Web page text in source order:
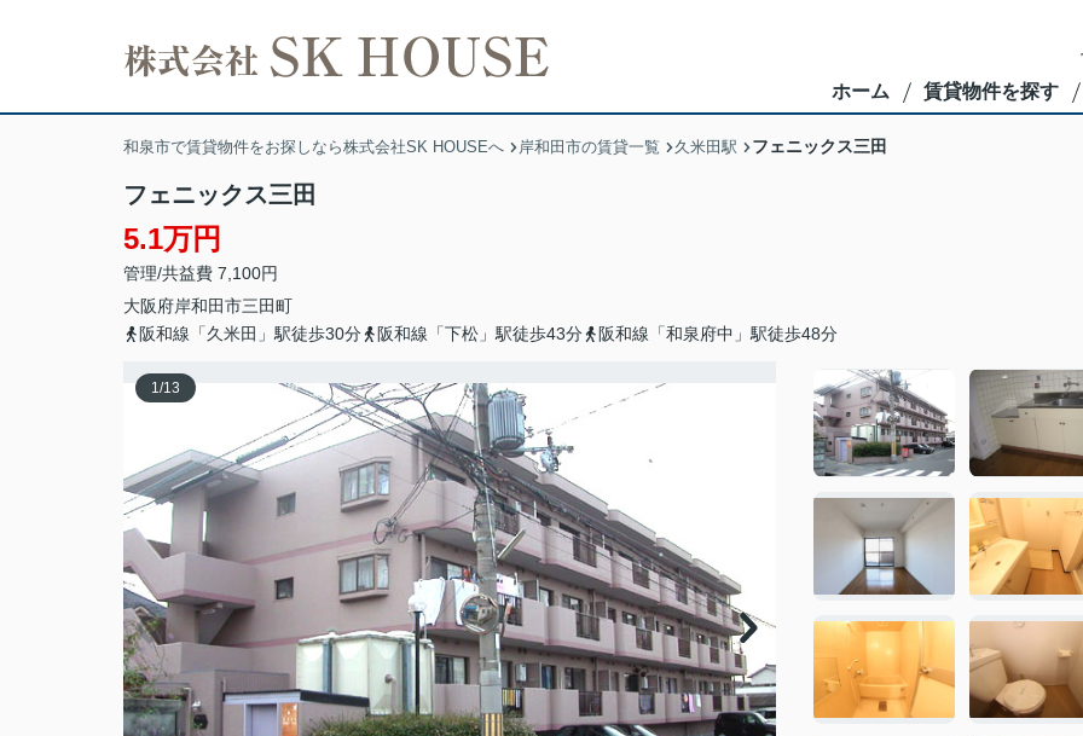
ホーム 賃貸物件を探す
和泉市で賃貸物件をお探しなら株式会社SK HOUSEへ 岸和田市の賃貸一覧 久米田駅 フェニックス三田
フェニックス三田
5.1万円
管理/共益費 7,100円
大阪府岸和田市三田町
阪和線「久米田」駅徒歩30分
阪和線「下松」駅徒歩43分 阪和線「和泉府中」駅徒歩48分
1/13